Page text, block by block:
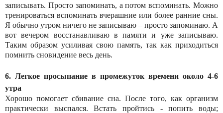
записывать. Просто запоминать, а потом вспоминать. Можно
тренироваться вспоминать вчерашние или более ранние сны.
Я обычно утром ничего не записываю – просто запоминаю. А
вот вечером восстанавливаю в памяти и уже записываю.
Таким образом усиливая свою память, так как приходиться
помнить сновидение весь день.
6. Легкое просыпание в промежуток времени около 4-6
утра
Хорошо помогает сбивание сна. После того, как организм
практически выспался. Встать пройтись - попить воды;